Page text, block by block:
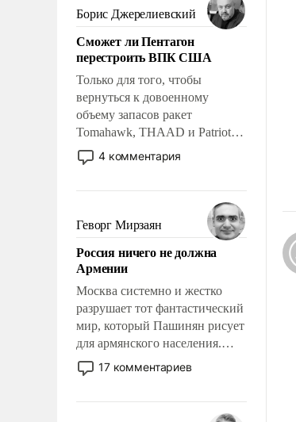
Борис Джерелиевский
Сможет ли Пентагон
перестроить ВПК США
Только для того, чтобы
вернуться к довоенному
объему запасов ракет
Tomahawk, THAAD и Patriot
США потребуется более трех
лет. Даже небольшая война с
Сложившаяся ситуация
означает многолетний период
уязвимости США, например,
перед Китаем.
4 комментария
Геворг Мирзаян
Россия ничего не должна
Армении
Москва системно и жестко
разрушает тот фантастический
мир, который Пашинян рисует
для армянского населения.
Мир, где политические
прожекты будут безусловно
17 комментариев